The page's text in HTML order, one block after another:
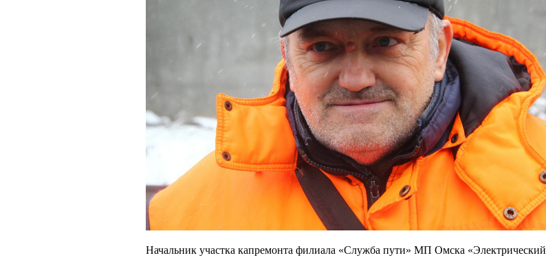
Начальник участка капремонта филиала «Служба пути» МП Омска «Электрический